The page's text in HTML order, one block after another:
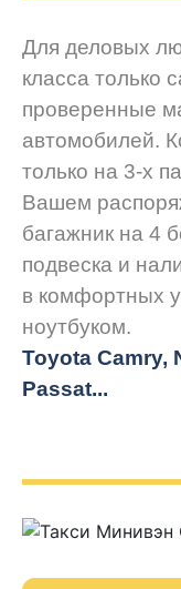
Для деловых
класса только
проверенные
автомобилей.
только на 3-х
Вашем
багажник на 4
подвеска и
в комфортных
ноутбуком.
Toyota Camry,
Passat...